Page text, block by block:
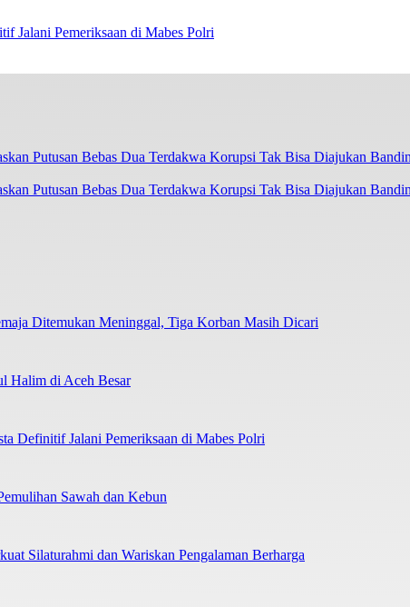
Jalani Pemeriksaan di Mabes Polri
Putusan Bebas Dua Terdakwa Korupsi Tak Bisa Diajukan
Ditemukan Meninggal, Tiga Korban Masih Dicari
Halim di Aceh Besar
Definitif Jalani Pemeriksaan di Mabes Polri
Sawah dan Kebun
Silaturahmi dan Wariskan Pengalaman Berharga